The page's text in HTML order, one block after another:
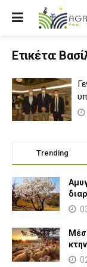
Ετικέτα:
Trending